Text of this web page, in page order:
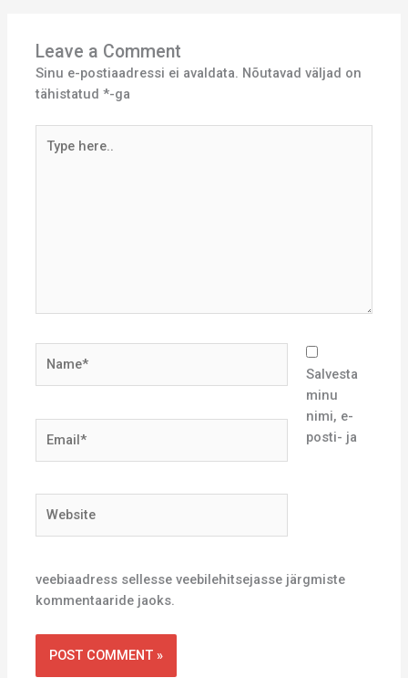
Leave a Comment
Sinu e-postiaadressi ei avaldata. Nõutavad väljad on
tähistatud*-ga
here..
Salvesta
minu
nimi, e-
posti- ja
veebiaadress sellesse veebilehitsejasse järgmiste
kommentaaride jaoks.